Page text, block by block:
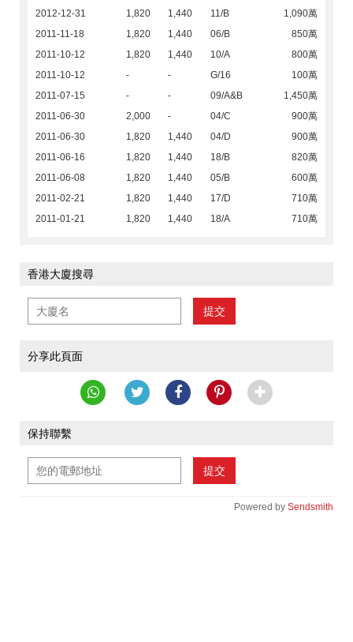
2012-12-31
1,820 1,440 11/B
1,090萬
2011-11-18
1,820 1,440 06/B
850萬
2011-10-12
1,820 1,440 10/A
800萬
2011-10-12
- - G/16
100萬
2011-07-15
- - 09/A&B
1,450萬
2011-06-30
2,000 - 04/C
900萬
2011-06-30
1,820 1,440 04/D
900萬
2011-06-16
1,820 1,440 18/B
820萬
2011-06-08
1,820 1,440 05/B
600萬
2011-02-21
1,820 1,440 17/D
710萬
2011-01-21
1,820 1,440 18/A 710萬
香港大廈搜尋
提交
分享此頁面
保持聯繫
提交
Powered by Sendsmith